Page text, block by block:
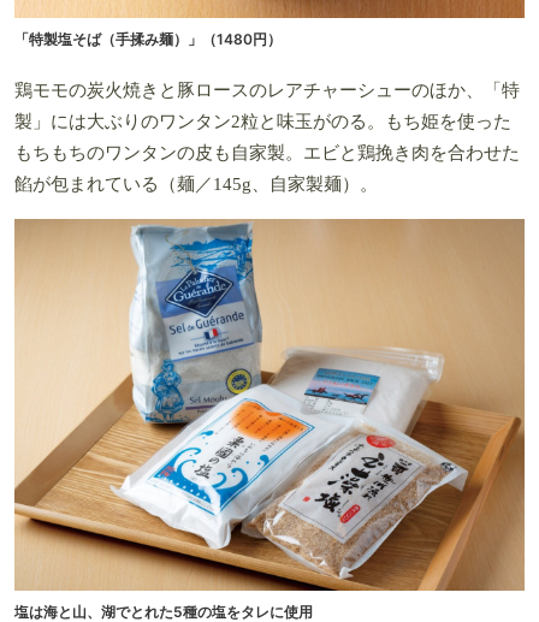
「特製塩そば（手揉み麺）」（1480円）
鶏モモの炭火焼きと豚ロースのレアチャーシューのほか、「特
製」には大ぶりのワンタン2粒と味玉がのる。もち姫を使った
もちもちのワンタンの皮も自家製。エビと鶏挽き肉を合わせた
餡が包まれている（麺／145g、自家製麺）。
塩は海と山、湖でとれた5種の塩をタレに使用